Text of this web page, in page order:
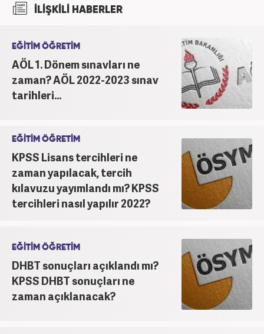
İLİŞKİLİ HABERLER
EĞİTİM ÖĞRETİM
AÖL 1. Dönem sınavları ne
zaman? AÖL 2022-2023 sınav
tarihleri...
EĞİTİM ÖĞRETİM
KPSS Lisans tercihleri ne
zaman yapılacak, tercih
kılavuzu yayımlandı mı? KPSS
tercihleri nasıl yapılır 2022?
EĞİTİM ÖĞRETİM
DHBT sonuçları açıklandı mı?
KPSS DHBT sonuçları ne
zaman açıklanacak?